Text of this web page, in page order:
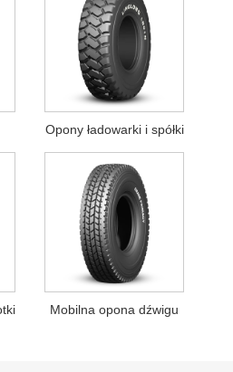
Opony ładowarki i spółki
Mobilna opona dźwigu